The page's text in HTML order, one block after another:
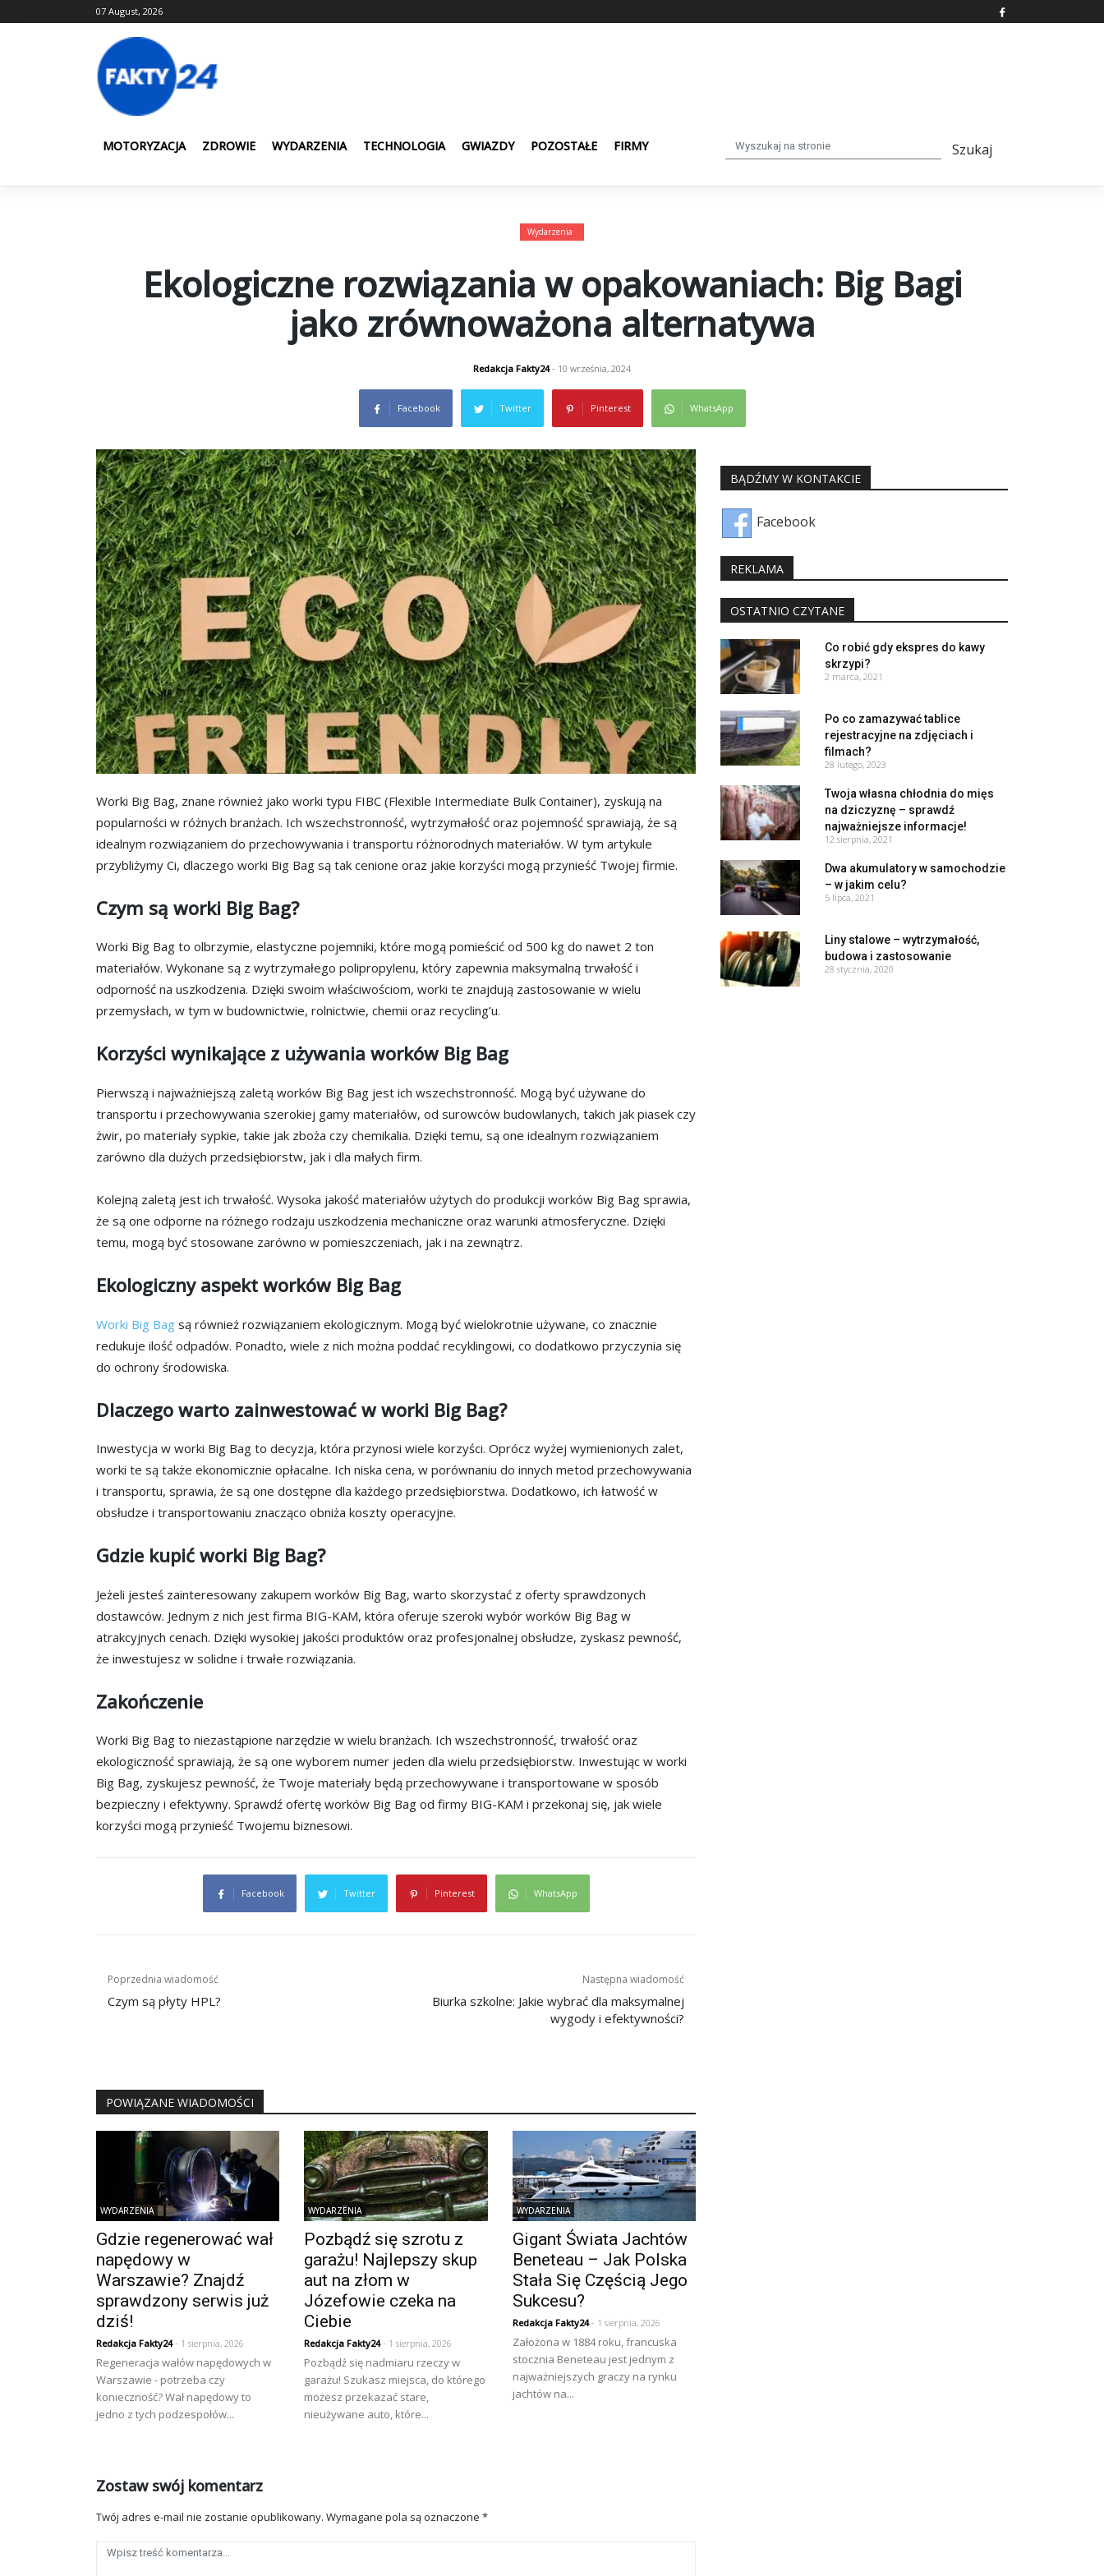
to
07 August, 2026
MOTORYZACJA ZDROWIE WYDARZENIA TECHNOLOGIA GWIAZDY POZOSTAŁE FIRMY
Wydarzenia
Ekologiczne rozwiązania w opakowaniach: Big Bagi
jako zrównoważona alternatywa
Redakcja Fakty24- 10 września, 2024
Facebook Twitter Pinterest WhatsApp
Worki Big Bag, znane również jako worki typu FIBC (Flexible Intermediate Bulk Container), zyskują na
popularności w różnych branżach. Ich wszechstronność, wytrzymałość oraz pojemność sprawiają, że są
idealnym rozwiązaniem do przechowywania i transportu różnorodnych materiałów. W tym artykule
przybliżymy Ci, dlaczego worki Big Bag są tak cenione oraz jakie korzyści mogą przynieść Twojej firmie.
Czym są worki Big Bag?
Worki Big Bag to olbrzymie, elastyczne pojemniki, które mogą pomieścić od 500 kg do nawet 2 ton
materiałów. Wykonane są z wytrzymałego polipropylenu, który zapewnia maksymalną trwałość i
odporność na uszkodzenia. Dzięki swoim właściwościom, worki te znajdują zastosowanie w wielu
przemysłach, w tym w budownictwie, rolnictwie, chemii oraz recycling’u.
Korzyści wynikające z używania worków Big Bag
Pierwszą i najważniejszą zaletą worków Big Bag jest ich wszechstronność. Mogą być używane do
transportu i przechowywania szerokiej gamy materiałów, od surowców budowlanych, takich jak piasek czy
żwir, po materiały sypkie, takie jak zboża czy chemikalia. Dzięki temu, są one idealnym rozwiązaniem
zarówno dla dużych przedsiębiorstw, jak i dla małych firm.
Kolejną zaletą jest ich trwałość. Wysoka jakość materiałów użytych do produkcji worków Big Bag sprawia,
że są one odporne na różnego rodzaju uszkodzenia mechaniczne oraz warunki atmosferyczne. Dzięki
temu, mogą być stosowane zarówno w pomieszczeniach, jak i na zewnątrz.
Ekologiczny aspekt worków Big Bag
Worki Big Bag są również rozwiązaniem ekologicznym. Mogą być wielokrotnie używane, co znacznie
redukuje ilość odpadów. Ponadto, wiele z nich można poddać recyklingowi, co dodatkowo przyczynia się
do ochrony środowiska.
Dlaczego warto zainwestować w worki Big Bag?
Inwestycja w worki Big Bag to decyzja, która przynosi wiele korzyści. Oprócz wyżej wymienionych zalet,
worki te są także ekonomicznie opłacalne. Ich niska cena, w porównaniu do innych metod przechowywania
i transportu, sprawia, że są one dostępne dla każdego przedsiębiorstwa. Dodatkowo, ich łatwość w
obsłudze i transportowaniu znacząco obniża koszty operacyjne.
Gdzie kupić worki Big Bag?
Jeżeli jesteś zainteresowany zakupem worków Big Bag, warto skorzystać z oferty sprawdzonych
dostawców. Jednym z nich jest firma BIG-KAM, która oferuje szeroki wybór worków Big Bag w
atrakcyjnych cenach. Dzięki wysokiej jakości produktów oraz profesjonalnej obsłudze, zyskasz pewność,
że inwestujesz w solidne i trwałe rozwiązania.
Zakończenie
Worki Big Bag to niezastąpione narzędzie w wielu branżach. Ich wszechstronność, trwałość oraz
ekologiczność sprawiają, że są one wyborem numer jeden dla wielu przedsiębiorstw. Inwestując w worki
Big Bag, zyskujesz pewność, że Twoje materiały będą przechowywane i transportowane w sposób
bezpieczny i efektywny. Sprawdź ofertę worków Big Bag od firmy BIG-KAM i przekonaj się, jak wiele
korzyści mogą przynieść Twojemu biznesowi.
Facebook Twitter Pinterest WhatsApp
Nawigacja
wpisu
Poprzednia wiadomość
Czym są płyty HPL?
Następna wiadomość
Biurka szkolne: Jakie wybrać dla maksymalnej
wygody i efektywności?
POWIĄZANE WIADOMOŚCI
WYDARZENIA
Gdzie regenerować wał
napędowy w
Warszawie? Znajdź
sprawdzony serwis już
dziś!
Redakcja Fakty24- 1 sierpnia, 2026
Regeneracja wałów napędowych w
Warszawie - potrzeba czy
konieczność? Wał napędowy to
jedno z tych podzespołów...
WYDARZENIA
Pozbądź się szrotu z
garażu! Najlepszy skup
aut na złom w
Józefowie czeka na
Ciebie
Redakcja Fakty24- 1 sierpnia, 2026
Pozbądź się nadmiaru rzeczy w
garażu! Szukasz miejsca, do którego
możesz przekazać stare,
nieużywane auto, które...
WYDARZENIA
Gigant Świata Jachtów
Beneteau – Jak Polska
Stała Się Częścią Jego
Sukcesu?
Redakcja Fakty24- 1 sierpnia, 2026
Założona w 1884 roku, francuska
stocznia Beneteau jest jednym z
najważniejszych graczy na rynku
jachtów na...
Zostaw swój komentarz
Twój adres e-mail nie zostanie opublikowany. Wymagane pola są oznaczone *
BĄDŹMY W KONTAKCIE
Facebook
REKLAMA
OSTATNIO CZYTANE
Co robić gdy ekspres do kawy
skrzypi?
2 marca, 2021
Po co zamazywać tablice
rejestracyjne na zdjęciach i
filmach?
28 lutego, 2023
Twoja własna chłodnia do mięs
na dziczyznę – sprawdź
najważniejsze informacje!
12 sierpnia, 2021
Dwa akumulatory w samochodzie
– w jakim celu?
5 lipca, 2021
Liny stalowe – wytrzymałość,
budowa i zastosowanie
28 stycznia, 2020